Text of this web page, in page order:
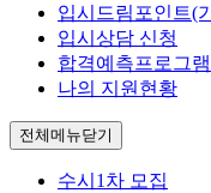
입시드림포인트(
입시상담 신청
합격예측프로그램
나의 지원현황
전체메뉴닫기
수시1차 모집